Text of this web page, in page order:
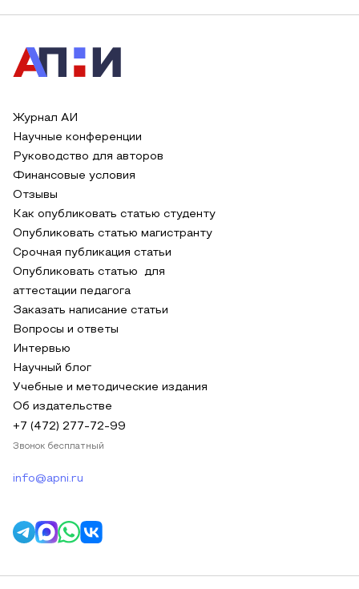
Журнал АИ
Научные конференции
Руководство для авторов
Финансовые условия
Отзывы
Как опубликовать статью студенту
Опубликовать статью магистранту
Срочная публикация статьи
Опубликовать статью для
аттестации педагога
Заказать написание статьи
Вопросы и ответы
Интервью
Научный блог
Учебные и методические издания
Об издательстве
+7 (472) 277-72-99
Звонок бесплатный
info@apni.ru